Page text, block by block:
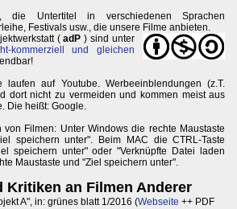
die Untertitel in verschiedenen Sprachen
Festivals usw., die unsere Filme anbieten.
(adP ) sind unter
kommerziell und gleichen
laufen auf Youtube. Werbeeinblendungen (z.T.
dort nicht zu vermeiden und kommen meist aus
Die heißt: Google.
Filmen: Unter Windows die rechte Maustaste
speichern unter". Beim MAC die CTRL-Taste
speichern unter" oder "Verknüpfte Datei laden
Maustaste und "Ziel speichern unter".
Kritiken an Filmen Anderer
A", in: grünes blatt 1/2016 (Webseite ++ PDF